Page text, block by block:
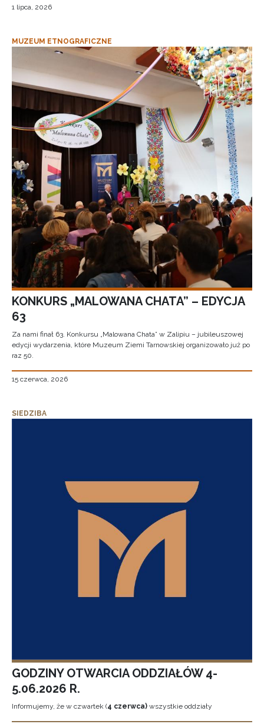
1 lipca, 2026
MUZEUM ETNOGRAFICZNE
KONKURS „MALOWANA CHATA” – EDYCJA
63
Za nami finał 63. Konkursu „Malowana Chata” w Zalipiu – jubileuszowej
edycji wydarzenia, które Muzeum Ziemi Tarnowskiej organizowało już po
raz 50.
15 czerwca, 2026
SIEDZIBA
GODZINY OTWARCIA ODDZIAŁÓW 4-
5.06.2026 R.
Informujemy, że w czwartek (4 czerwca) wszystkie oddziały